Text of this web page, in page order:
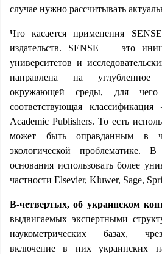
случае нужно рассчитывать
Что касается применения
издательств. SENSE — это
университетов и
направлена на
окружающей среды, для
соответствующая
Academic Publishers. То есть
может быть оправданным в
экологической проблематике.
основания использовать более
частности Elsevier, Kluwer, Sage,
В-четвертых, об украинском
выдвигаемых экспертными
наукометрических базах,
включение в них украинских